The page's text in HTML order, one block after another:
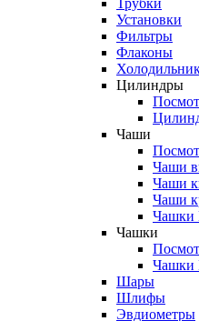
Трубки
Установки
Фильтры
Флаконы
Цилиндры
Чаши
Чаши
Чаши
Чаши
Чашки
Чашки
Чашки
Шары
Шлифы
Эвдиометры